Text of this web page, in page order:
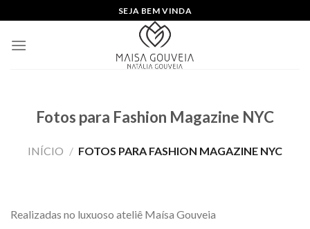
to
content
SEJA BEM VINDA
Fotos para Fashion Magazine NYC
INÍCIO / FOTOS PARA FASHION MAGAZINE NYC
Realizadas no luxuoso ateliê Maísa Gouveia